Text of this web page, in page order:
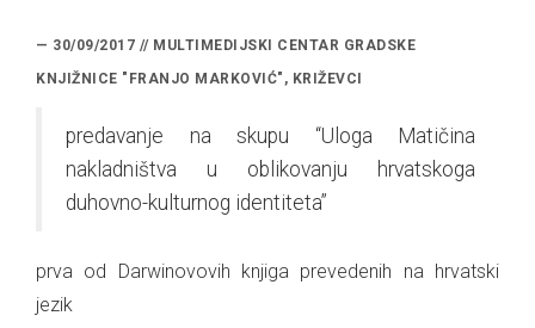
— 30/09/2017 // MULTIMEDIJSKI CENTAR GRADSKE
KNJIŽNICE "FRANJO MARKOVIĆ", KRIŽEVCI
predavanje na skupu “Uloga Matičina
nakladništva u oblikovanju hrvatskoga
duhovno-kulturnog identiteta”
prva od Darwinovovih knjiga prevedenih na hrvatski
jezik